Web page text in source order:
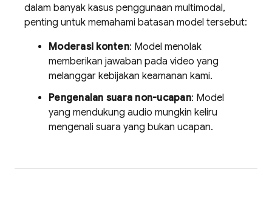
dalam banyak kasus penggunaan multimodal,
penting untuk memahami batasan model tersebut:
Moderasi konten: Model menolak
memberikan jawaban pada video yang
melanggar kebijakan keamanan kami.
Pengenalan suara non-ucapan: Model
yang mendukung audio mungkin keliru
mengenali suara yang bukan ucapan.